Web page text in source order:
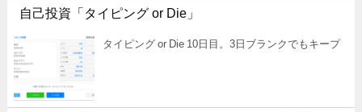
自己投資「タイピング or Die」
タイピング or Die 10日目。3日ブランクでもキープ